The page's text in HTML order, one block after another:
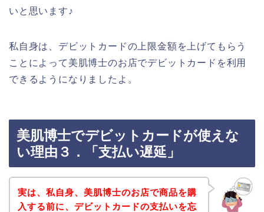
いと思います♪
私自身は、デビットカードの上限金額を上げてもらう
ことによって美肌博士のお店でデビットカードを利用
できるようになりましたよ。
美肌博士でデビットカードが使えな
い理由３．「支払い遅延」
実は、私自身、美肌博士のお店で商品を購
入する前に、デビットカードの支払いを忘